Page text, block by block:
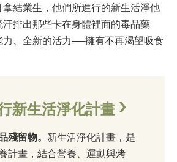
結業生，他們所進行的新生活淨他
排出那些卡在身體裡面的毒品藥
、全新的活力──擁有不再渴望吸食
新生活淨化計畫
殘留物。 新生活淨化計畫，是
計畫，結合營養、運動與烤